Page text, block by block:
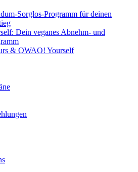
Sorglos-Programm für deinen
Dein veganes Abnehm- und
& OWAO! Yourself